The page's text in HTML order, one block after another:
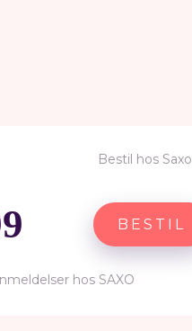
Bestil hos Saxo
BESTIL
hos SAXO